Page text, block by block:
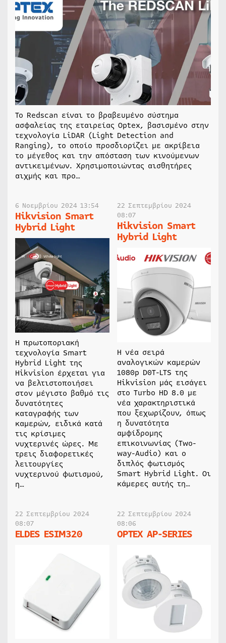
Το Redscan είναι το βραβευμένο σύστημα
ασφαλείας της εταιρείας Optex, βασισμένο στην
τεχνολογία LiDAR (Light Detection and
Ranging), το οποίο προσδιορίζει με ακρίβεια
το μέγεθος και την απόσταση των κινούμενων
αντικειμένων. Χρησιμοποιώντας αισθητήρες
αιχμής και προ…
6 Νοεμβρίου 2024 13:54
Hikvision Smart
Hybrid Light
Η πρωτοποριακή
τεχνολογία Smart
Hybrid Light της
Hikvision έρχεται για
να βελτιστοποιήσει
στον μέγιστο βαθμό τις
δυνατότητες
καταγραφής των
καμερών, ειδικά κατά
τις κρίσιμες
νυχτερινές ώρες. Με
τρεις διαφορετικές
λειτουργίες
νυχτερινού φωτισμού,
η…
22 Σεπτεμβρίου 2024
08:07
Hikvision Smart
Hybrid Light
Η νέα σειρά
αναλογικών καμερών
1080p D0T-LTS της
Hikvision μάς εισάγει
στο Turbo HD 8.0 με
νέα χαρακτηριστικά
που ξεχωρίζουν, όπως
η δυνατότητα
αμφίδρομης
επικοινωνίας (Two-
way-Audio) και ο
διπλός φωτισμός
Smart Hybrid Light. Οι
κάμερες αυτής τη…
22 Σεπτεμβρίου 2024
08:07
ELDES ESIM320
22 Σεπτεμβρίου 2024
08:06
OPTEX AP-SERIES